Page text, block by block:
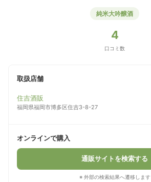
純米大吟醸酒
4
口コミ数
取扱店舗
住吉酒販
福岡県福岡市博多区住吉3-8-27
オンラインで購入
通販サイトを検索する
※ 外部の検索結果へ遷移します